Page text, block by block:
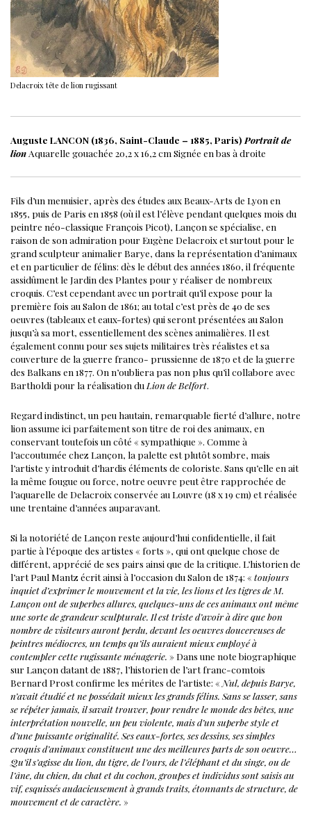
Delacroix tête de lion rugissant
Auguste LANCON (1836, Saint-Claude – 1885, Paris) Portrait de
lion Aquarelle gouachée 20,2 x 16,2 cm Signée en bas à droite
Fils d’un menuisier, après des études aux Beaux-Arts de Lyon en
1855, puis de Paris en 1858 (où il est l’élève pendant quelques mois du
peintre néo-classique François Picot), Lançon se spécialise, en
raison de son admiration pour Eugène Delacroix et surtout pour le
grand sculpteur animalier Barye, dans la représentation d’animaux
et en particulier de félins: dès le début des années 1860, il fréquente
assidûment le Jardin des Plantes pour y réaliser de nombreux
croquis. C’est cependant avec un portrait qu’il expose pour la
première fois au Salon de 1861; au total c’est près de 40 de ses
oeuvres (tableaux et eaux-fortes) qui seront présentées au Salon
jusqu’à sa mort, essentiellement des scènes animalières. Il est
également connu pour ses sujets militaires très réalistes et sa
couverture de la guerre franco- prussienne de 1870 et de la guerre
des Balkans en 1877. On n’oubliera pas non plus qu’il collabore avec
Bartholdi pour la réalisation du Lion de Belfort.
Regard indistinct, un peu hautain, remarquable fierté d’allure, notre
lion assume ici parfaitement son titre de roi des animaux, en
conservant toutefois un côté « sympathique ». Comme à
l’accoutumée chez Lançon, la palette est plutôt sombre, mais
l’artiste y introduit d’hardis éléments de coloriste. Sans qu’elle en ait
la même fougue ou force, notre oeuvre peut être rapprochée de
l’aquarelle de Delacroix conservée au Louvre (18 x 19 cm) et réalisée
une trentaine d’années auparavant.
Si la notoriété de Lançon reste aujourd’hui confidentielle, il fait
partie à l’époque des artistes « forts », qui ont quelque chose de
différent, apprécié de ses pairs ainsi que de la critique. L’historien de
l’art Paul Mantz écrit ainsi à l’occasion du Salon de 1874: « toujours
inquiet d’exprimer le mouvement et la vie, les lions etles tigres de M.
Lançon ont de superbes allures, quelques-uns de ces animaux ont même
une sorte de grandeur sculpturale. Il est triste d’avoir à dire que bon
nombre de visiteurs auront perdu, devant les oeuvres doucereuses de
peintres médiocres, un temps qu’ils auraient mieux employé à
contempler cette rugissante ménagerie. » Dans une note biographique
sur Lançon datant de 1887, l’historien de l’art franc-comtois
Bernard Prost confirme les mérites de l’artiste: « Nul, depuis Barye,
n’avait étudié et ne possédait mieux les grands félins. Sans se lasser, sans
se répéter jamais, il savait trouver, pour rendre le monde des bêtes, une
interprétation nouvelle, un peu violente, mais d’un superbe style et
d’une puissante originalité. Ses eaux-fortes, ses dessins, ses simples
croquis d’animaux constituent une des meilleures parts de son oeuvre…
Qu’il s’agisse du lion, du tigre, de l’ours, de l’éléphant et du singe, ou de
l’âne, du chien, du chat et du cochon, groupes et individus sont saisis au
vif, esquissés audacieusement à grands traits, étonnants de structure, de
mouvement et de caractère. »